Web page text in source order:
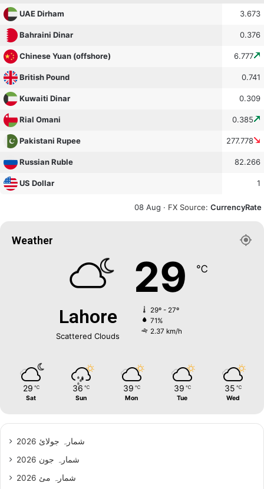
UAE Dirham 3.673
Bahraini Dinar 0.376
Chinese Yuan (offshore) 6.777
British Pound 0.741
Kuwaiti Dinar 0.309
Rial Omani 0.385
Pakistani Rupee 277.778
Russian Ruble 82.266
US Dollar 1
08 Aug · FX Source: CurrencyRate
Weather
Lahore
Scattered Clouds
29 ℃
29º - 27º
71%
2.37 km/h
29 ℃
Sat
36 ℃
Sun
39 ℃
Mon
39 ℃
Tue
35 ℃
Wed
شمارہ جولائ 2026
شمارہ جون 2026
شمارہ مئ 2026